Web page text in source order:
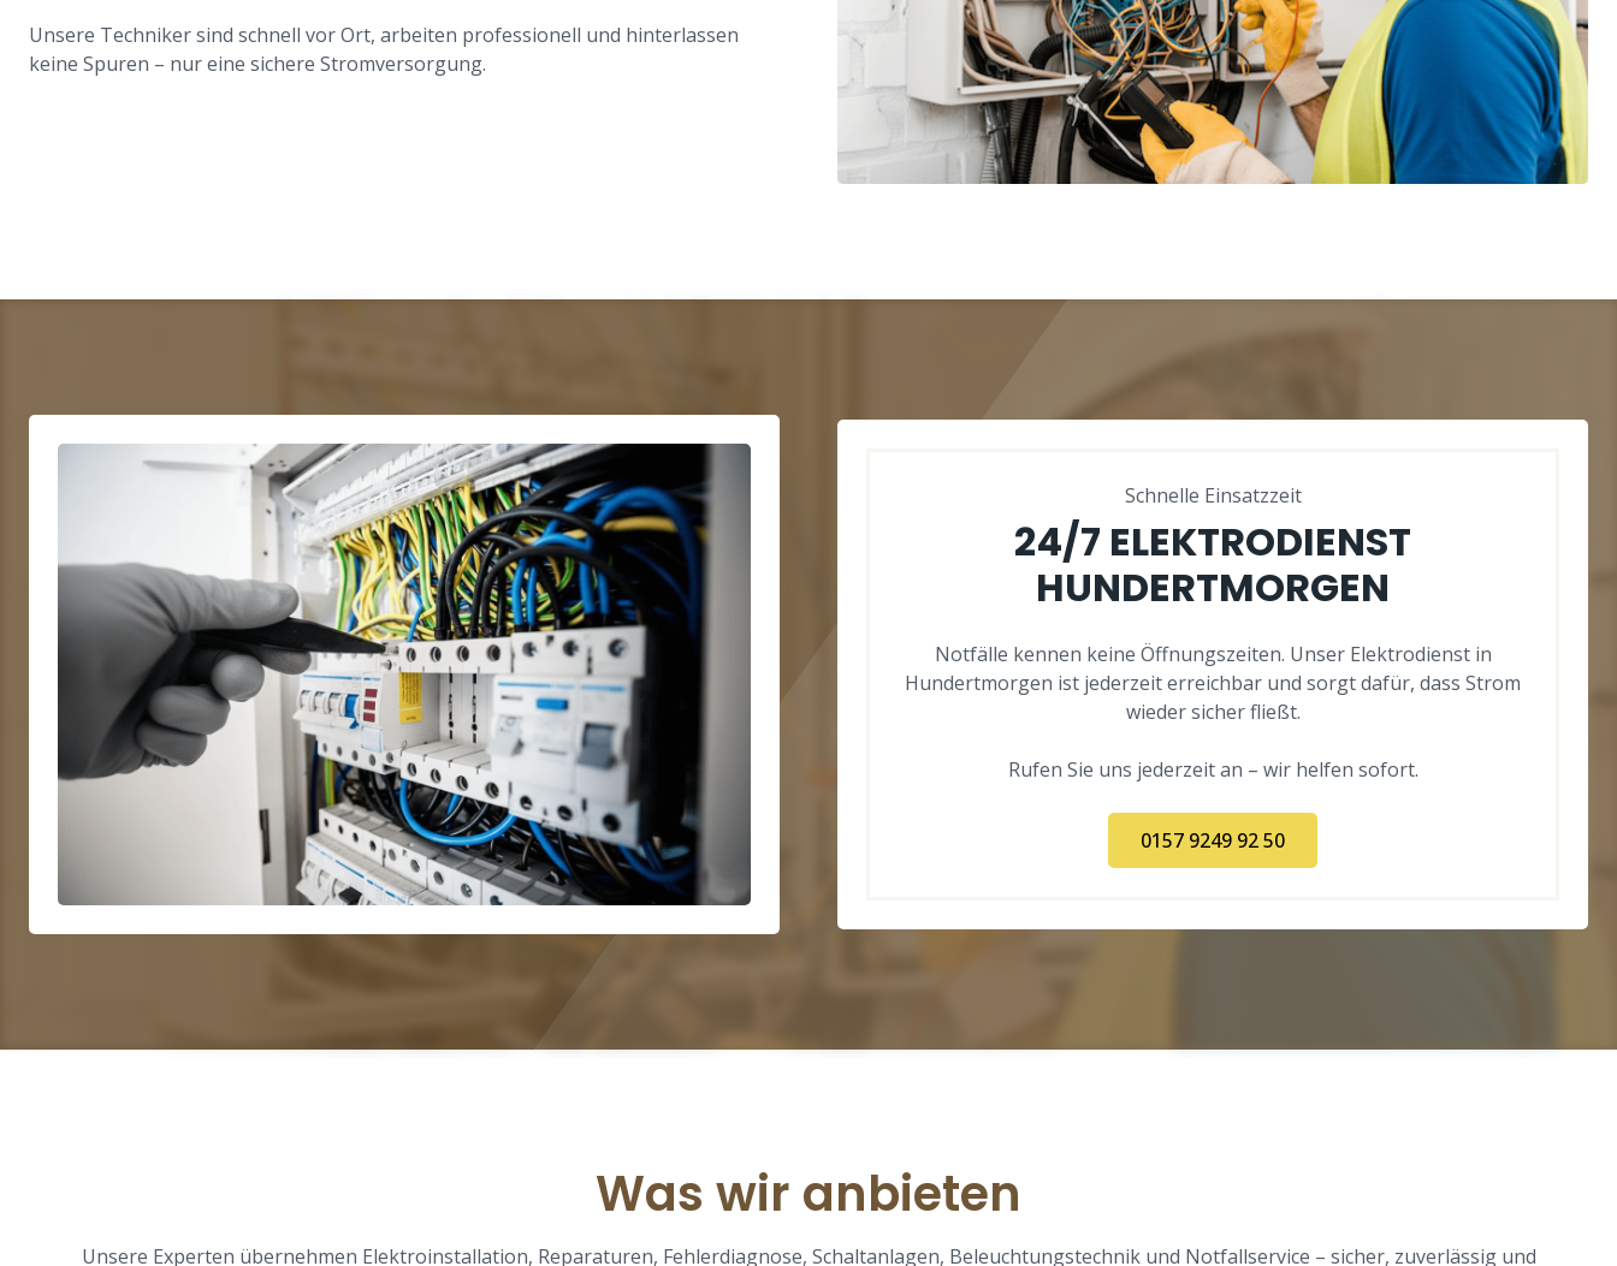
Unsere Techniker sind schnell vor Ort, arbeiten professionell und hinterlassen
keine Spuren – nur eine sichere Stromversorgung.
Schnelle Einsatzzeit
24/7 ELEKTRODIENST
HUNDERTMORGEN
Notfälle kennen keine Öffnungszeiten. Unser Elektrodienst in
Hundertmorgen ist jederzeit erreichbar und sorgt dafür, dass Strom
wieder sicher fließt.
Rufen Sie uns jederzeit an – wir helfen sofort.
0157 9249 92 50
Was wir anbieten
Unsere Experten übernehmen Elektroinstallation, Reparaturen, Fehlerdiagnose, Schaltanlagen, Beleuchtungstechnik und Notfallservice – sicher, zuverlässig und